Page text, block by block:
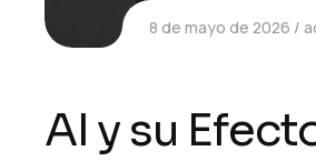
8 de mayo de 2026
AI y su